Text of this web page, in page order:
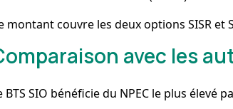
montant couvre les deux options SISR et
avec les
BTS SIO bénéficie du NPEC le plus élevé